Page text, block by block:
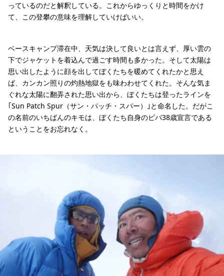
っているのだと解釈している。これからゆっくりと時間をかけ
て、この登攀の意味を理解していけばいい。
ベースキャンプ滞在中、天気は決して良いとは言えず、厚い雲の
下でジャケットを着込んで過ごす時間も多かった。そして太陽は
思い出したように顔を出してぼくたちを暖めてくれたかと思え
ば、カンカン照りの灼熱地獄をも味わわせてくれた。そんな気ま
ぐれな太陽に翻弄された思い出から、ぼくたちは登ったラインを
｢Sun Patch Spur（サン・パッチ・スパー）｣と命名した。だがこ
の名前のいちばんのキモは、ぼくたち自身のビバ38歳宣言である
ということをお忘れなく。